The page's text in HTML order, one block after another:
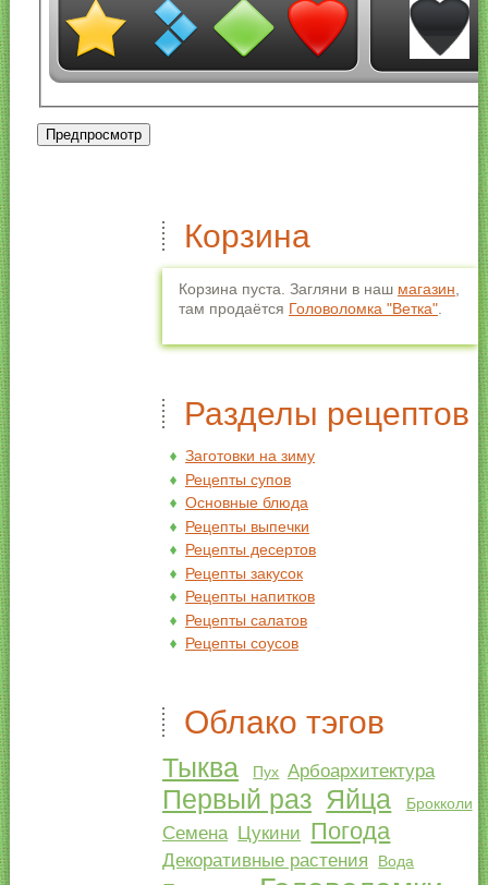
Корзина
Корзина пуста. Загляни в наш магазин,
там продаётся Головоломка "Ветка".
Разделы рецептов
Заготовки на зиму
Рецепты супов
Основные блюда
Рецепты выпечки
Рецепты десертов
Рецепты закусок
Рецепты напитков
Рецепты салатов
Рецепты соусов
Облако тэгов
Тыква Пух Арбоархитектура
Первый раз Яйца Брокколи
Семена Цукини Погода
Декоративные растения Вода